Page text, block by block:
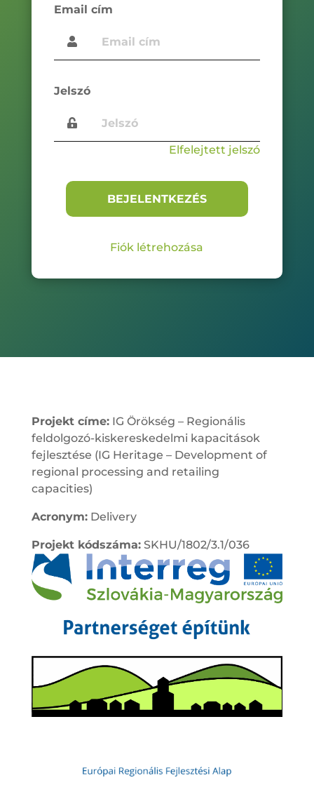
Email cím
Jelszó
Elfelejtett jelszó
Fiók létrehozása
Projekt címe: IG Örökség – Regionális
feldolgozó-kiskereskedelmi kapacitások
fejlesztése (IG Heritage – Development of
regional processing and retailing
capacities)
Acronym: Delivery
Projekt kódszáma: SKHU/1802/3.1/036